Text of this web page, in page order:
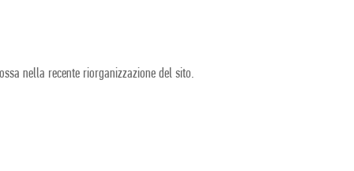
nella recente riorganizzazione del sito.